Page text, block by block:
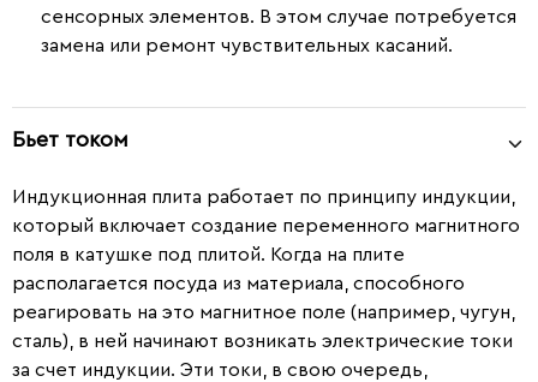
сенсорных элементов. В этом случае потребуется
замена или ремонт чувствительных касаний.
Бьет током
Индукционная плита работает по принципу индукции,
который включает создание переменного магнитного
поля в катушке под плитой. Когда на плите
располагается посуда из материала, способного
реагировать на это магнитное поле (например, чугун,
сталь), в ней начинают возникать электрические токи
за счет индукции. Эти токи, в свою очередь,